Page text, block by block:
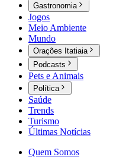
Gastronomia
Jogos
Meio Ambiente
Mundo
Orações Itatiaia
Podcasts
Pets e Animais
Política
Saúde
Trends
Turismo
Últimas Notícias
Quem Somos